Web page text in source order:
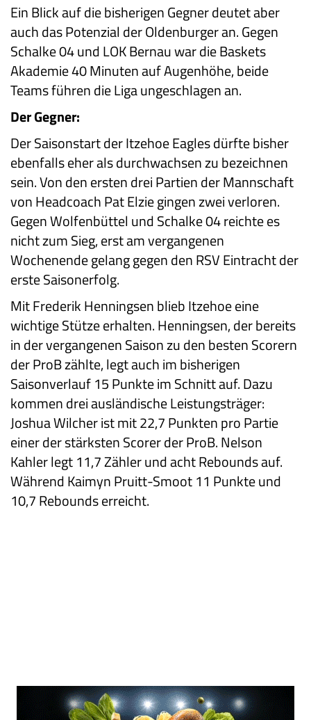
Ein Blick auf die bisherigen Gegner deutet aber
auch das Potenzial der Oldenburger an. Gegen
Schalke 04 und LOK Bernau war die Baskets
Akademie 40 Minuten auf Augenhöhe, beide
Teams führen die Liga ungeschlagen an.
Der Gegner:
Der Saisonstart der Itzehoe Eagles dürfte bisher
ebenfalls eher als durchwachsen zu bezeichnen
sein. Von den ersten drei Partien der Mannschaft
von Headcoach Pat Elzie gingen zwei verloren.
Gegen Wolfenbüttel und Schalke 04 reichte es
nicht zum Sieg, erst am vergangenen
Wochenende gelang gegen den RSV Eintracht der
erste Saisonerfolg.
Mit Frederik Henningsen blieb Itzehoe eine
wichtige Stütze erhalten. Henningsen, der bereits
in der vergangenen Saison zu den besten Scorern
der ProB zählte, legt auch im bisherigen
Saisonverlauf 15 Punkte im Schnitt auf. Dazu
kommen drei ausländische Leistungsträger:
Joshua Wilcher ist mit 22,7 Punkten pro Partie
einer der stärksten Scorer der ProB. Nelson
Kahler legt 11,7 Zähler und acht Rebounds auf.
Während Kaimyn Pruitt-Smoot 11 Punkte und
10,7 Rebounds erreicht.